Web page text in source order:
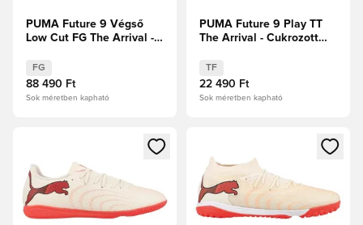
PUMA Future 9 Végső
Low Cut FG The Arrival -
Fehér/Ultra Red/PUMA
Fekete
FG
88 490 Ft
Sok méretben kapható
PUMA Future 9 Play TT
The Arrival - Cukrozott
Fehér/Ultra Red/PUMA
Fekete
TF
22 490 Ft
Sok méretben kapható
Megnyit egy modált a bejelentkezéshez vagy a tagként
Megnyit egy modált a